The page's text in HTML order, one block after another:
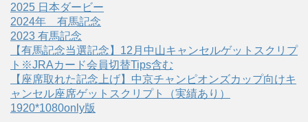
2025 日本ダービー
2024年 有馬記念
2023 有馬記念
【有馬記念当選記念】12月中山キャンセルゲットスクリプ
ト※JRAカード会員切替Tips含む
【座席取れた記念上げ】中京チャンピオンズカップ向けキ
ャンセル座席ゲットスクリプト（実績あり）
1920*1080only版